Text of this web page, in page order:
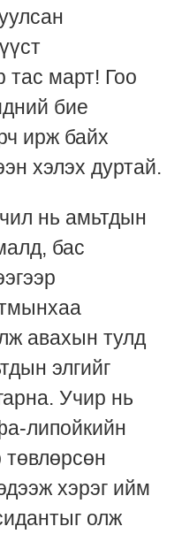
тас март! Гоо
бие
ирж байх
хэлэх дуртай.
нь амьтдын
бас
авахын тулд
элгийг
Учир нь
липойкийн
хэрэг ийм
олж